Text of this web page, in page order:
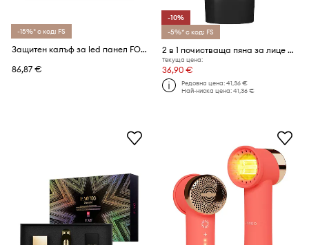
-15%* с код: FS
Защитен калъф за led панел FOREO FAQ LED Panel Protective Sleeve
86,87 €
-10%
-5%* с код: FS
2 в 1 почистваща пяна за лице за мъже FOREO LUNA™ 2-in-1 Shaving + Cleansing Foaming Cream 100 ml
Текуща цена:
36,90 €
Редовна цена:41,36 €
Най-ниска цена:41,36 €